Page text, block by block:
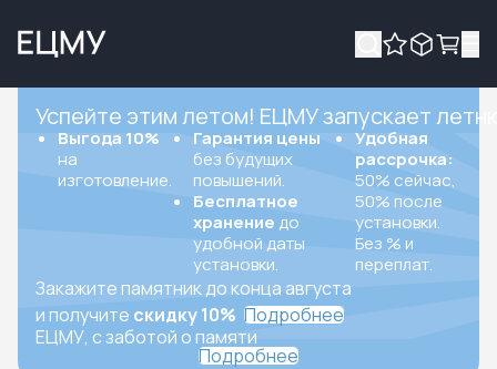
Успейте этим летом! ЕЦМУ запускает
Выгода 10%
на
изготовление.
Гарантия цены
без будущих
повышений.
Бесплатное
хранение до
удобной даты
установки.
Удобная
рассрочка:
50% сейчас,
50% после
установки.
Без % и
переплат.
Закажите памятник до конца августа
и получите скидку 10% Подробнее
ЕЦМУ, с заботой о памяти
Подробнее